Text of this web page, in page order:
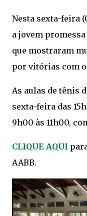
Nesta sexta-feira
a jovem
que mostraram
por vitórias com
As aulas de tênis
sexta-feira das
9h00 às 11h00,
CLIQUE AQUI
AABB.